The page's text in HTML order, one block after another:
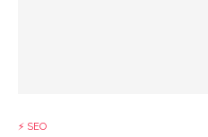
⚡ SEO